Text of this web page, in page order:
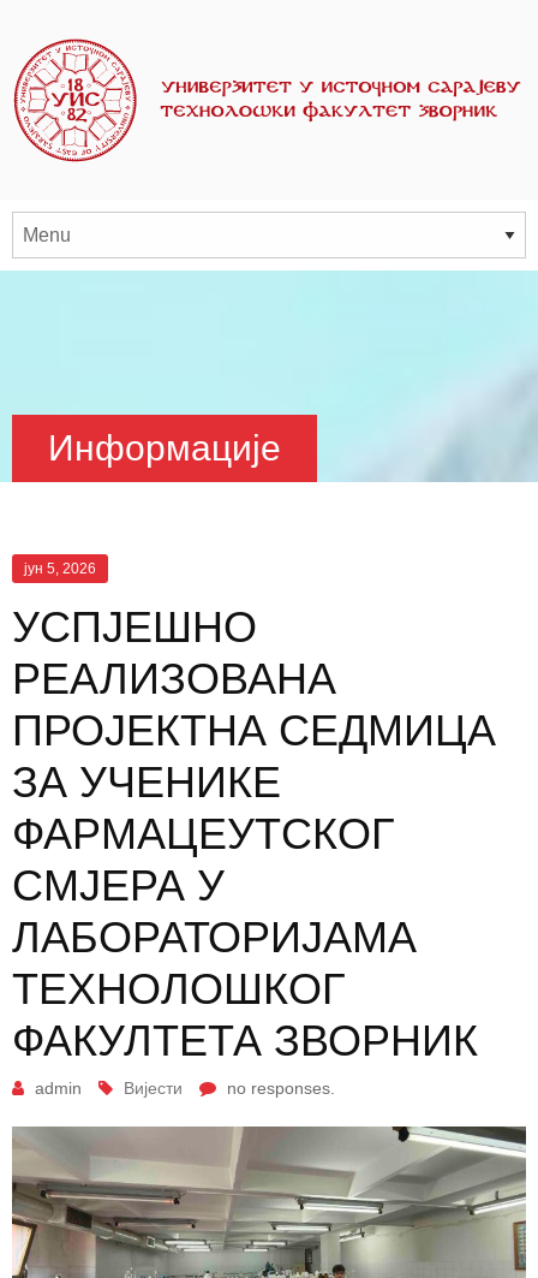
Информације
јун 5, 2026
УСПЈЕШНО
РЕАЛИЗОВАНА
ПРОЈЕКТНА СЕДМИЦА
ЗА УЧЕНИКЕ
ФАРМАЦЕУТСКОГ
СМЈЕРА У
ЛАБОРАТОРИЈАМА
ТЕХНОЛОШКОГ
ФАКУЛТЕТА ЗВОРНИК
admin Вијести no responses.